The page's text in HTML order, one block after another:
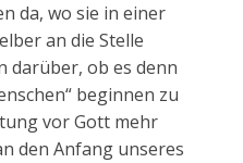
da, wo sie in einer
an die Stelle
darüber, ob es denn
beginnen zu
vor Gott mehr
den Anfang unseres